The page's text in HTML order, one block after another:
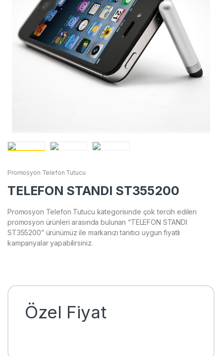
Promosyon Telefon Tutucu
TELEFON STANDI ST355200
Promosyon Telefon Tutucu kategorisinde çok tercih edilen
promosyon ürünleri arasında bulunan “TELEFON STANDI
ST355200” ürünümüz ile markanızı tanıtıcı uygun fiyatlı
kampanyalar yapabilirsiniz.
Özel Fiyat